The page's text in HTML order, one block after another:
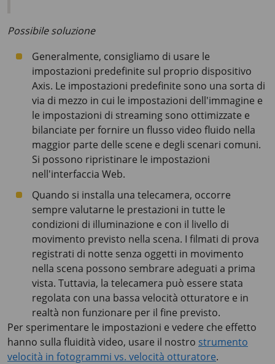
Possibile soluzione
Generalmente, consigliamo di usare le
impostazioni predefinite sul proprio dispositivo
Axis. Le impostazioni predefinite sono una sorta di
via di mezzo in cui le impostazioni dell'immagine e
le impostazioni di streaming sono ottimizzate e
bilanciate per fornire un flusso video fluido nella
maggior parte delle scene e degli scenari comuni.
Si possono ripristinare le impostazioni
nell'interfaccia Web.
Quando si installa una telecamera, occorre
sempre valutarne le prestazioni in tutte le
condizioni di illuminazione e con il livello di
movimento previsto nella scena. I filmati di prova
registrati di notte senza oggetti in movimento
nella scena possono sembrare adeguati a prima
vista. Tuttavia, la telecamera può essere stata
regolata con una bassa velocità otturatore e in
realtà non funzionare per il fine previsto.
Per sperimentare le impostazioni e vedere che effetto
hanno sulla fluidità video, usare il nostro strumento
velocità in fotogrammi vs. velocità otturatore.